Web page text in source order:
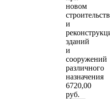
новом
и
зданий
и
сооружений
различного
назначения
6720,00
руб.